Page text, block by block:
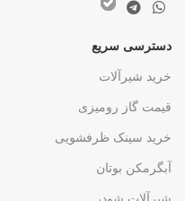
دسترسی سریع
خرید شیرآلات
قیمت گاز رومیزی
خرید سینک ظرفشویی
آبگرمکن بوتان